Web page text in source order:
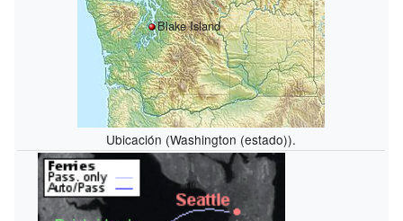
Blake Island
Ubicación (Washington (estado)).